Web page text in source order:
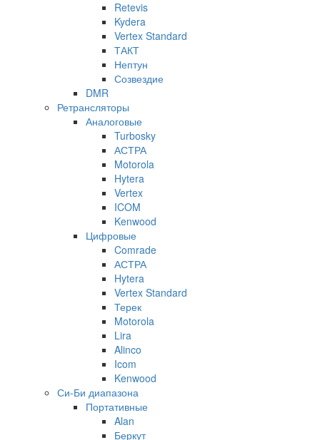
Retevis
Kydera
Vertex Standard
ТАКТ
Нептун
Созвездие
DMR
Ретрансляторы
Аналоговые
Turbosky
АСТРА
Motorola
Hytera
Vertex
ICOM
Kenwood
Цифровые
Comrade
АСТРА
Hytera
Vertex Standard
Терек
Motorola
Lira
Alinco
Icom
Kenwood
Си-Би диапазона
Портативные
Alan
Беркут